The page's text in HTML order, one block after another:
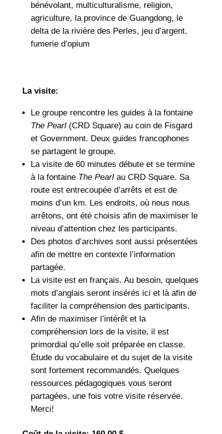
bénévolant, multiculturalisme, religion,
agriculture, la province de Guangdong, le
delta de la rivière des Perles, jeu d’argent,
fumerie d’opium
La visite:
Le groupe rencontre les guides à la fontaine
The Pearl(CRD Square) au coin de Fisgard
et Government. Deux guides francophones
se partagent le groupe.
La visite de 60 minutes débute et se termine
à la fontaine The Pearlau CRD Square. Sa
route est entrecoupée d’arrêts et est de
moins d’un km. Les endroits, où nous nous
arrêtons, ont été choisis afin de maximiser le
niveau d’attention chez les participants.
Des photos d’archives sont aussi présentées
afin de mettre en contexte l’information
partagée.
La visite est en français. Au besoin, quelques
mots d’anglais seront insérés ici et là afin de
faciliter la compréhension des participants.
Afin de maximiser l’intérêt et la
compréhension lors de la visite, il est
primordial qu’elle soit préparée en classe.
Étude du vocabulaire et du sujet de la visite
sont fortement recommandés. Quelques
ressources pédagogiques vous seront
partagées, une fois votre visite réservée.
Merci!